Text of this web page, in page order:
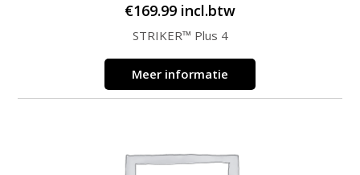
€169.99 incl.btw
STRIKER™ Plus 4
Meer informatie